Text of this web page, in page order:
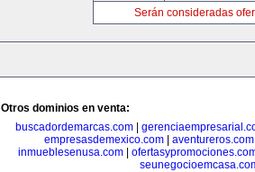
Serán consideradas
Otros dominios en venta:
buscadordemarcas.com|
empresasdemexico.com| aventureros.com
inmueblesenusa.com|